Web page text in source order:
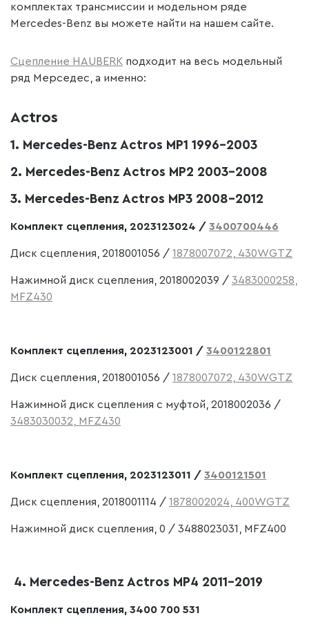
комплектах трансмиссии и модельном ряде
Mercedes-Benz вы можете найти на нашем сайте.
Сцепление HAUBERK подходит на весь модельный
ряд Мерседес, а именно:
Actros
1. Mercedes-Benz Actros MP1 1996-2003
2. Mercedes-Benz Actros MP2 2003-2008
3. Mercedes-Benz Actros MP3 2008-2012
Комплект сцепления, 2023123024 / 3400700446
Диск сцепления, 2018001056 / 1878007072, 430WGTZ
Нажимной диск сцепления, 2018002039 / 3483000258,
MFZ430
Комплект сцепления, 2023123001 / 3400122801
Диск сцепления, 2018001056 / 1878007072, 430WGTZ
Нажимной диск сцепления с муфтой, 2018002036 /
3483030032, MFZ430
Комплект сцепления, 2023123011 / 3400121501
Диск сцепления, 2018001114 / 1878002024, 400WGTZ
Нажимной диск сцепления, 0 / 3488023031, MFZ400
4. Mercedes-Benz Actros MP4 2011-2019
Комплект сцепления, 3400 700 531